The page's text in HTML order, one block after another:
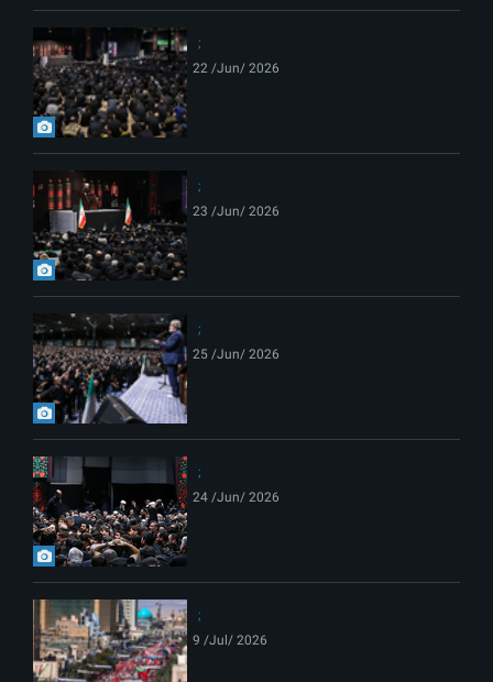
22 /Jun/ 2026
23 /Jun/ 2026
25 /Jun/ 2026
24 /Jun/ 2026
9 /Jul/ 2026